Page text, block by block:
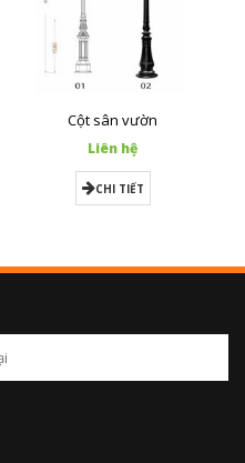
Cột sân vườn
Liên hệ
CHI TIẾT